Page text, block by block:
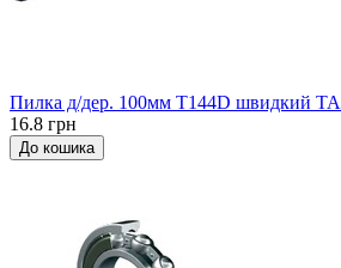
Пилка д/дер. 100мм Т144D швидкий
16.8 грн
До кошика